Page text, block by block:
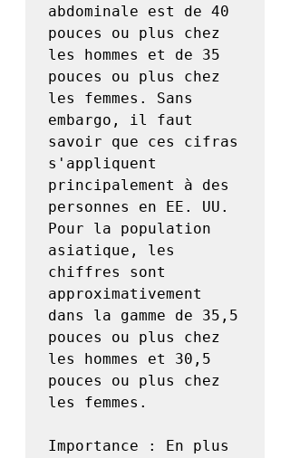
abdominale est de 40
pouces ou plus chez
les hommes et de 35
pouces ou plus chez
les femmes. Sans
embargo, il faut
savoir que ces cifras
s'appliquent
principalement à des
personnes en EE. UU.
Pour la population
asiatique, les
chiffres sont
approximativement
dans la gamme de 35,5
pouces ou plus chez
les hommes et 30,5
pouces ou plus chez
les femmes.
Importance : En plus